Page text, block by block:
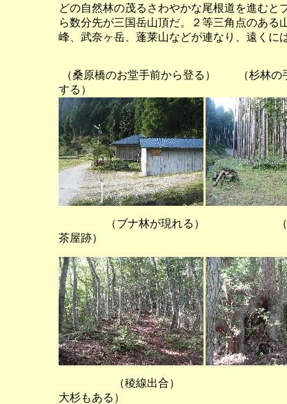
どの自然林の茂るさわやかな尾根道を進む
ら数分先が三国岳山頂だ。２等三角点のある
峰、武奈ヶ岳、蓬莱山などが連なり、遠くに
（桑原橋のお堂手前から登る） （
する）
（ブナ林が現れる）
茶屋跡）
（稜線出合） （照葉
大杉もある）